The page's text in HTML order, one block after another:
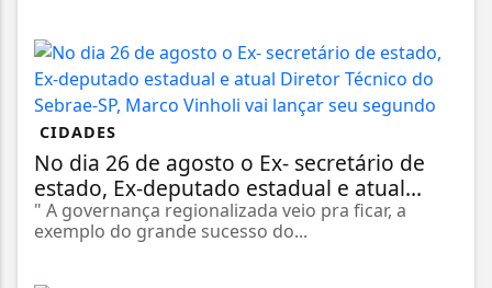
CIDADES
No dia 26 de agosto o Ex- secretário de
estado, Ex-deputado estadual e atual...
" A governança regionalizada veio pra ficar, a
exemplo do grande sucesso do...